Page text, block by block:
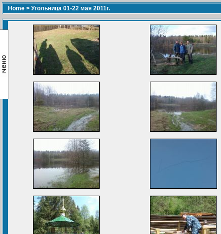
Home > Угольница 01-22 мая 2011г.